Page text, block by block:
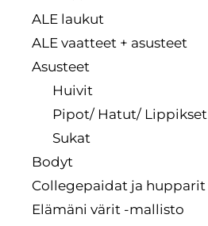
ALE laukut
ALE vaatteet + asusteet
Asusteet
Huivit
Pipot/ Hatut/ Lippikset
Sukat
Bodyt
Collegepaidat ja hupparit
Elämäni värit -mallisto